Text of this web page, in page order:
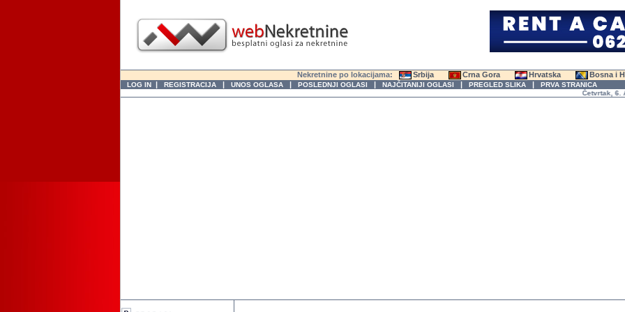
Nekretnine po lokacijama: Srbija Crna Gora Hrvatska Bosna i
LOG IN | REGISTRACIJA | UNOS OGLASA | POSLEDNJI OGLASI | NAJČITANIJI OGLASI | PREGLED SLIKA | PRVA STRANICA
Četvrtak, 6.